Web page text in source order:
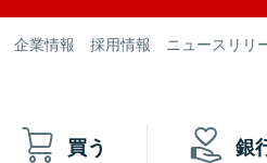
企業情報 採用情報 ニュースリリ
買う 銀